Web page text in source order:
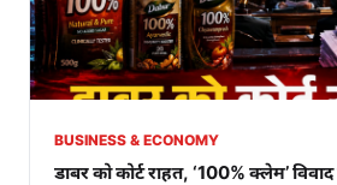
BUSINESS & ECONOMY
डाबर को कोर्ट राहत, ‘100% क्लेम’